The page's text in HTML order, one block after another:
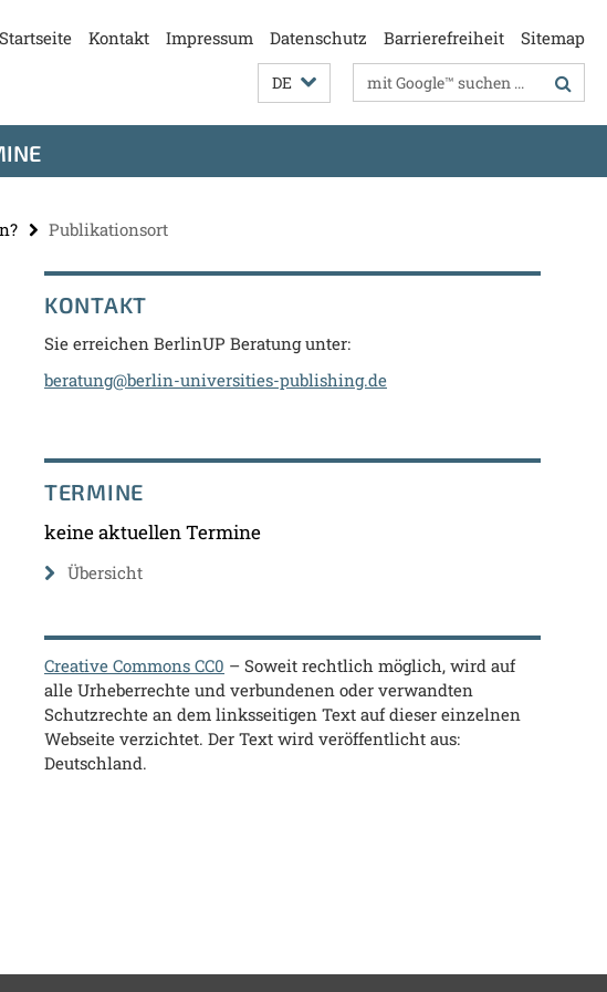
Startseite Kontakt Impressum Datenschutz Barrierefreiheit Sitemap
DE Suchbegriffe
Publikationsort
KONTAKT
Sie erreichen BerlinUP Beratung unter:
beratung@berlin-universities-publishing.de
TERMINE
keine aktuellen Termine
Übersicht
Creative Commons CC0 – Soweit rechtlich möglich, wird auf
alle Urheberrechte und verbundenen oder verwandten
Schutzrechte an dem linksseitigen Text auf dieser einzelnen
Webseite verzichtet. Der Text wird veröffentlicht aus:
Deutschland.